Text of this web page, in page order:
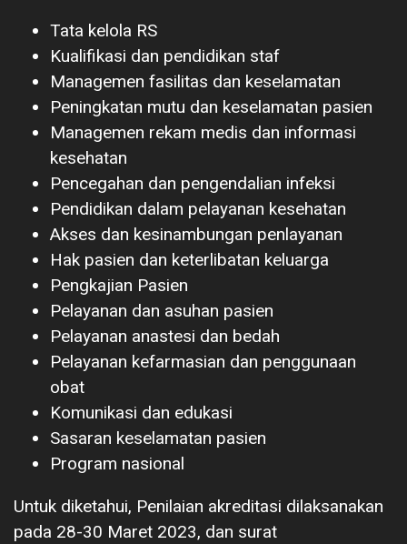
Tata kelola RS
Kualifikasi dan pendidikan staf
Managemen fasilitas dan keselamatan
Peningkatan mutu dan keselamatan pasien
Managemen rekam medis dan informasi
kesehatan
Pencegahan dan pengendalian infeksi
Pendidikan dalam pelayanan kesehatan
Akses dan kesinambungan penlayanan
Hak pasien dan keterlibatan keluarga
Pengkajian Pasien
Pelayanan dan asuhan pasien
Pelayanan anastesi dan bedah
Pelayanan kefarmasian dan penggunaan
obat
Komunikasi dan edukasi
Sasaran keselamatan pasien
Program nasional
Untuk diketahui, Penilaian akreditasi dilaksanakan
pada 28-30 Maret 2023, dan surat